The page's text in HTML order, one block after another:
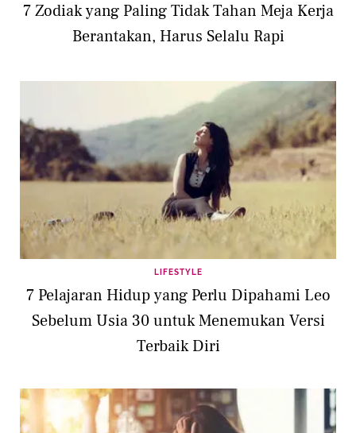
7 Zodiak yang Paling Tidak Tahan Meja Kerja
Berantakan, Harus Selalu Rapi
LIFESTYLE
7 Pelajaran Hidup yang Perlu Dipahami Leo
Sebelum Usia 30 untuk Menemukan Versi
Terbaik Diri